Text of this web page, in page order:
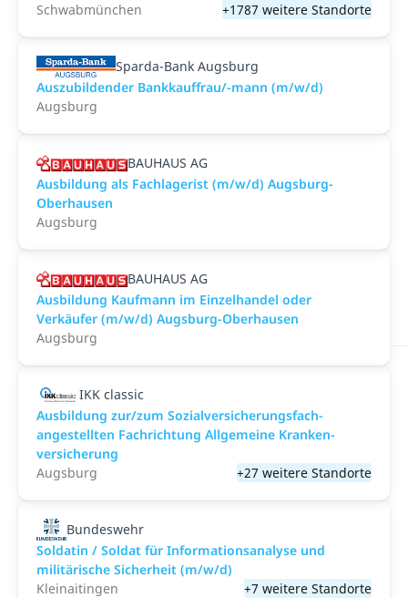
Schwabmünchen
+1787 weitere Standorte
Sparda-Bank Augsburg
Auszubildender Bankkauffrau/-mann (m/w/d)
Augsburg
BAUHAUS AG
Ausbildung als Fachlagerist (m/w/d) Augsburg-
Oberhausen
Augsburg
BAUHAUS AG
Ausbildung Kaufmann im Einzelhandel oder
Verkäufer (m/w/d) Augsburg-Oberhausen
Augsburg
IKK classic
Aus­bild­ung zur/zum Sozial­versicher­ungs­fach­
angestellten­ Fach­richtung All­gemeine Kranken­
versicher­ung
Augsburg
+27 weitere Standorte
Bundeswehr
Soldatin / Soldat für Informationsanalyse und
militärische Sicherheit (m/w/d)
Kleinaitingen
+7 weitere Standorte